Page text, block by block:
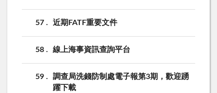
57 近期FATF重要文件
58 線上海事資訊查詢平台
59
調查局洗錢防制處電子報第3期，歡迎踴
躍下載